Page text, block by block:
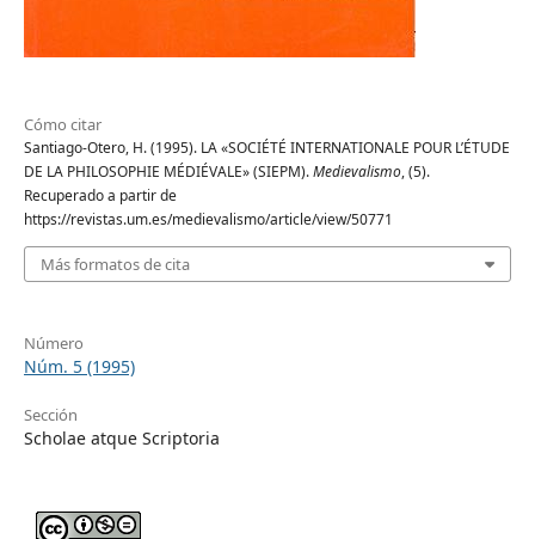
Cómo citar
Santiago-Otero, H. (1995). LA «SOCIÉTÉ INTERNATIONALE POUR L’ÉTUDE
DE LA PHILOSOPHIE MÉDIÉVALE» (SIEPM).Medievalismo, (5).
Recuperado a partir de
https://revistas.um.es/medievalismo/article/view/50771
Más formatos de cita
Número
Núm. 5 (1995)
Sección
Scholae atque Scriptoria